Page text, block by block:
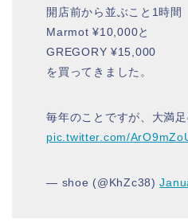
開店前から並ぶこと1時間
Marmot ¥10,000と
GREGORY ¥15,000
を買ってきました。
毎年のことですが、大満
pic.twitter.com/
— shoe (@KhZc38)